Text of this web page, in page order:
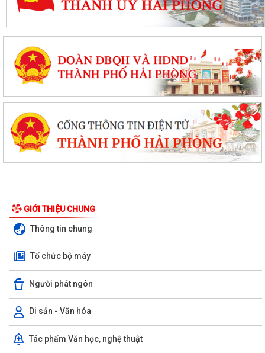
GIỚI THIỆU CHUNG
Thông tin chung
Tổ chức bộ máy
Người phát ngôn
Di sản - Văn hóa
Tác phẩm Văn học, nghệ thuật
trên Nền tảng “Bình dân học...